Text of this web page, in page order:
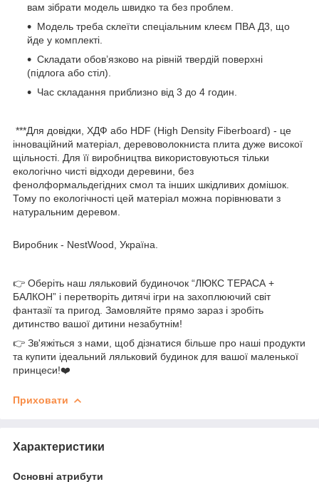
вам зібрати модель швидко та без проблем.
Модель треба склеїти спеціальним клеєм ПВА Д3, що
йде у комплекті.
Складати обов’язково на рівній твердій поверхні
(підлога або стіл).
Час складання приблизно від 3 до 4 годин.
***Для довідки, ХДФ або HDF (High Density Fiberboard) - це
інноваційний матеріал, деревоволокниста плита дуже високої
щільності. Для її виробництва використовуються тільки
екологічно чисті відходи деревини, без
фенолформальдегідних смол та інших шкідливих домішок.
Тому по екологічності цей матеріал можна порівнювати з
натуральним деревом.
Виробник - NestWood, Україна.
👉 Оберіть наш ляльковий будиночок “ЛЮКС ТЕРАСА +
БАЛКОН” і перетворіть дитячі ігри на захоплюючий світ
фантазії та пригод. Замовляйте прямо зараз і зробіть
дитинство вашої дитини незабутнім!
👉 Зв'яжіться з нами, щоб дізнатися більше про наші продукти
та купити ідеальний ляльковий будинок для вашої маленької
принцеси!❤️
Приховати
Характеристики
Основні атрибути